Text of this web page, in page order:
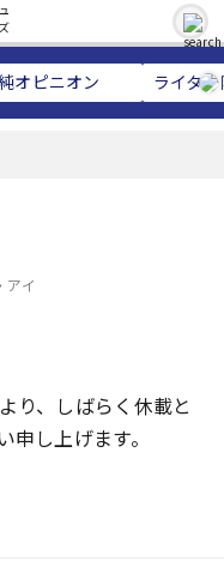
オピニオン ライタ
アイ
り、しばらく休載と
し上げます。